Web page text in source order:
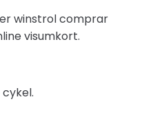
winstrol comprar
visumkort.